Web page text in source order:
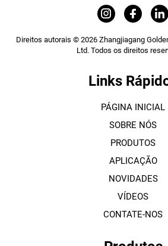
Direitos autorais © 2026 Zhangjiagang
Ltd. Todos os direitos
Links
PÁGINA INICIAL
SOBRE NÓS
PRODUTOS
APLICAÇÃO
NOVIDADES
VÍDEOS
CONTATE-NOS